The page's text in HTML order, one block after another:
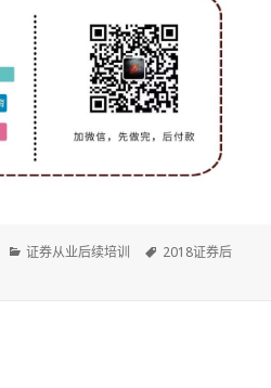
分
证券从业后续培训
标
2018证券后